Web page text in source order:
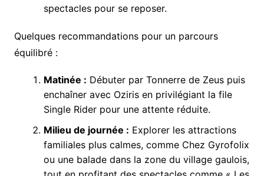
spectacles pour se reposer.
Quelques recommandations pour un parcours
équilibré :
Matinée : Débuter par Tonnerre de Zeus puis
enchaîner avec Oziris en privilégiant la file
Single Rider pour une attente réduite.
Milieu de journée : Explorer les attractions
familiales plus calmes, comme Chez Gyrofolix
ou une balade dans la zone du village gaulois,